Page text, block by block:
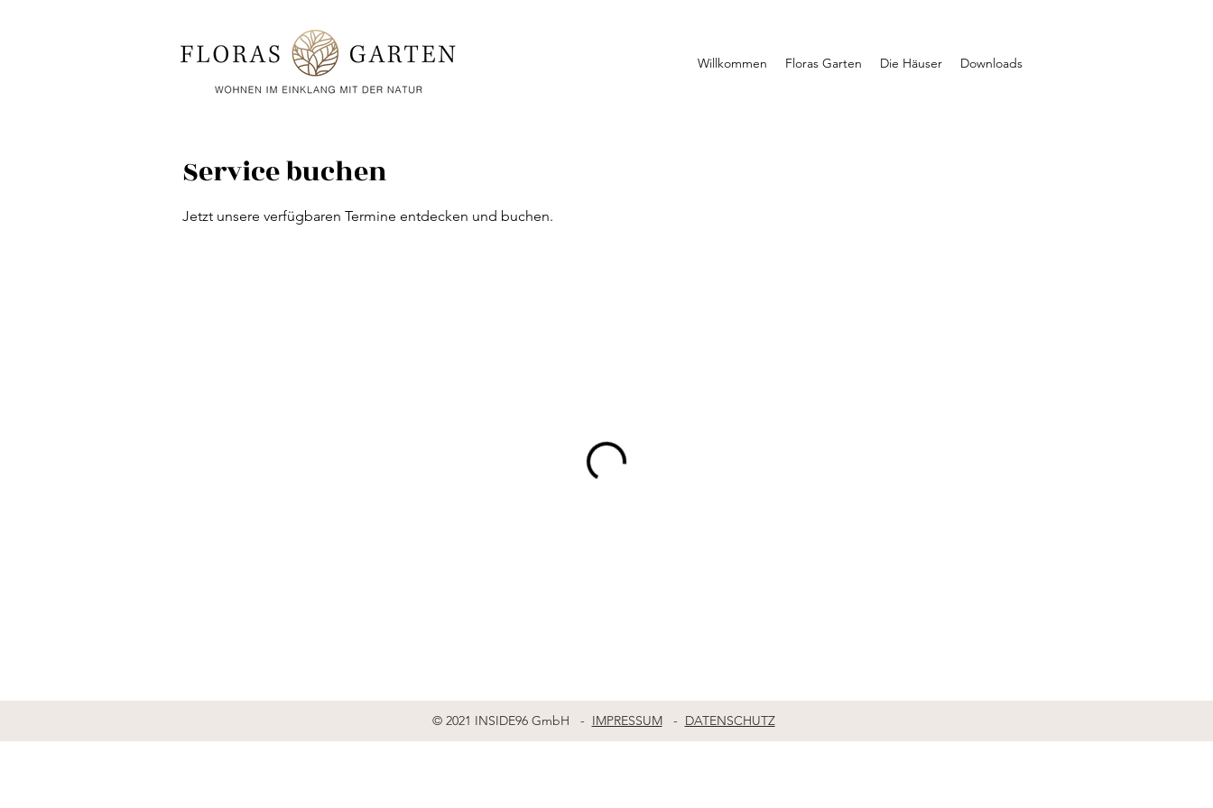
Willkommen Floras Garten Die Häuser Downloads
Service buchen
Jetzt unsere verfügbaren Termine entdecken und buchen.
© 2021 INSIDE96 GmbH - IMPRESSUM- DATENSCHUTZ